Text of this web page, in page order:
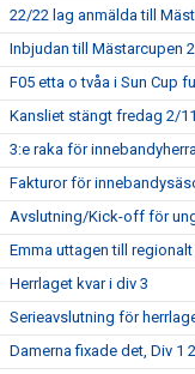
22/22 lag anmälda till
Inbjudan till Mästarcupen
F05 etta o tvåa i Sun Cup
Kansliet stängt fredag 2/11
3:e raka för
Fakturor för
Avslutning/Kick-off för
Emma uttagen till
Herrlaget kvar i div 3
Serieavslutning för
Damerna fixade det, Div 1